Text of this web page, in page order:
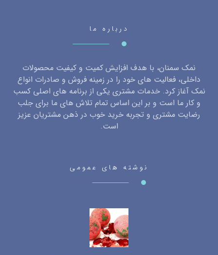
درباره ما
نمک سمنان، با هدف افزایش کمیت و کیفیت محصولات
داخلی، فعالیت های خود را در زمینه فروش و صادرات انواع
نمک آغاز کرد. خدمات مشتری یکی از برنامه های اصلی کسب
و کار ما است و بر این اساس تمام تلاش های ما برای جلب
رضایت مشتری و تجربه خرید خوب در ذهن مشتریان عزیز
است.
نوشته های عمومی